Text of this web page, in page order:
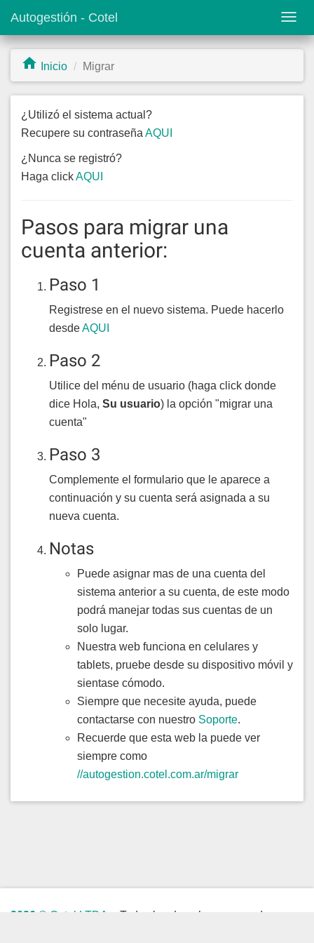
Saltar
al
principal
Autogestión - Cotel
Inicio Migrar
¿Utilizó el sistema actual?
Recupere su contraseña AQUI
¿Nunca se registró?
Haga clickAQUI
Pasos para migrar una
cuenta anterior:
Paso 1
Registrese en el nuevo sistema. Puede hacerlo
desdeAQUI
Paso 2
Utilice del ménu de usuario (haga click donde
dice Hola, Su usuario) la opción "migrar una
cuenta"
Paso 3
Complemente el formulario que le aparece a
continuación y su cuenta será asignada a su
nueva cuenta.
Notas
Puede asignar mas de una cuenta del
sistema anterior a su cuenta, de este modo
podrá manejar todas sus cuentas de un
solo lugar.
Nuestra web funciona en celulares y
tablets, pruebe desde su dispositivo móvil y
sientase cómodo.
Siempre que necesite ayuda, puede
contactarse con nuestro Soporte.
Recuerde que esta web la puede ver
siempre como
//autogestion.cotel.com.ar/migrar
2026 © Cotel LTDA.
- Todos los derechos reservados